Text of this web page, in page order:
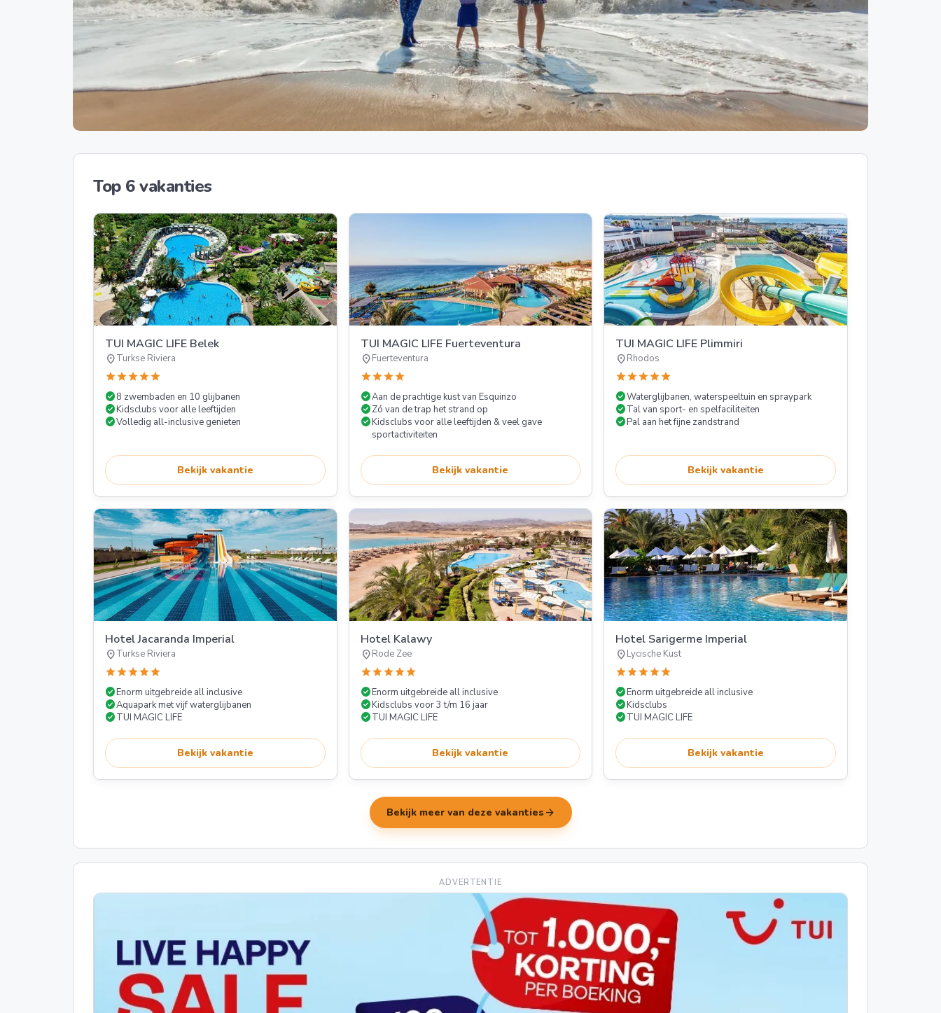
Top 6 vakanties
TUI MAGIC LIFE Belek
location_onTurkse Riviera
starstarstarstarstar
check_circle8 zwembaden en 10 glijbanen
check_circleKidsclubs voor alle leeftijden
check_circleVolledig all-inclusive genieten
Bekijk vakantie
TUI MAGIC LIFE Fuerteventura
location_onFuerteventura
starstarstarstar
check_circleAan de prachtige kust van Esquinzo
check_circleZó van de trap het strand op
check_circleKidsclubs voor alle leeftijden & veel gave
sportactiviteiten
Bekijk vakantie
TUI MAGIC LIFE Plimmiri
location_onRhodos
starstarstarstarstar
check_circleWaterglijbanen, waterspeeltuin en spraypark
check_circleTal van sport- en spelfaciliteiten
check_circlePal aan het fijne zandstrand
Bekijk vakantie
Hotel Jacaranda Imperial
location_onTurkse Riviera
starstarstarstarstar
check_circleEnorm uitgebreide all inclusive
check_circleAquapark met vijf waterglijbanen
check_circleTUI MAGIC LIFE
Bekijk vakantie
Hotel Kalawy
location_onRode Zee
starstarstarstarstar
check_circleEnorm uitgebreide all inclusive
check_circleKidsclubs voor 3 t/m 16 jaar
check_circleTUI MAGIC LIFE
Bekijk vakantie
Hotel Sarigerme Imperial
location_onLycische Kust
starstarstarstarstar
check_circleEnorm uitgebreide all inclusive
check_circleKidsclubs
check_circleTUI MAGIC LIFE
Bekijk vakantie
Bekijk meer van deze vakanties arrow_forward
ADVERTENTIE